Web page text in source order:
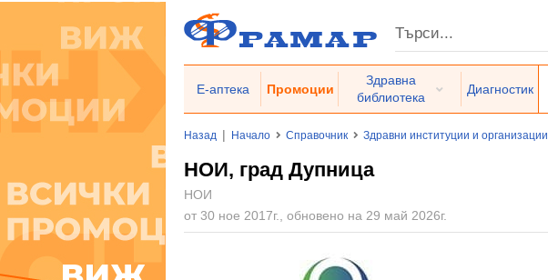
Е-аптека Промоции
Здравна
библиотека
Диагностик
Назад | Начало Справочник Здравни институции и организации
НОИ, град Дупница
НОИ
от 30 ное 2017г., обновено на 29 май 2026г.